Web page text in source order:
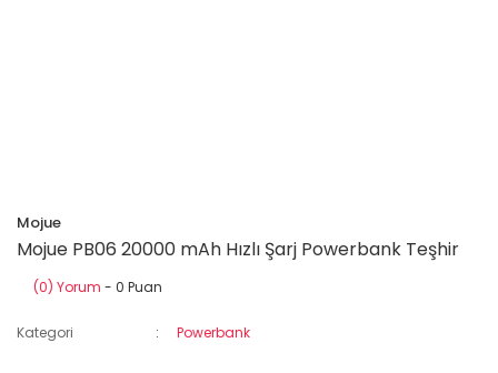
Mojue
Mojue PB06 20000 mAh Hızlı Şarj Powerbank Teşhir
(0) Yorum - 0 Puan
Kategori Powerbank